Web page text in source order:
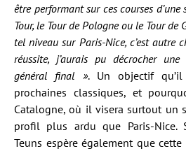
être performant sur ces courses d’une
Tour, le Tour de Pologne ou le Tour
tel niveau sur Paris-Nice, c’est autre
réussite, j’aurais pu décrocher
général final ». Un objectif qu’il
prochaines classiques, et
Catalogne, où il visera surtout un
profil plus ardu que Paris-Nice.
Teuns espère également que